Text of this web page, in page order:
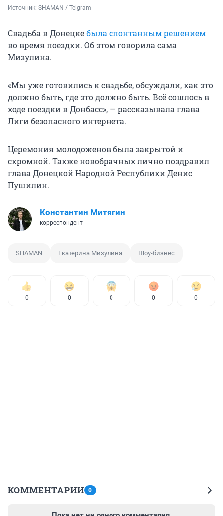
Источник: SHAMAN / Telgram
Свадьба в Донецкебыла спонтанным решением
во время поездки. Об этом говорила сама
Мизулина.
«Мы уже готовились к свадьбе, обсуждали, как это
должно быть, где это должно быть. Всё сошлось в
ходе поездки в Донбасс», — рассказывала глава
Лиги безопасного интернета.
Церемония молодоженов была закрытой и
скромной. Также новобрачных лично поздравил
глава Донецкой Народной Республики Денис
Пушилин.
Константин Митягин
корреспондент
SHAMAN Екатерина Мизулина Шоу-бизнес
0 0 0 0 0
КОММЕНТАРИИ 0